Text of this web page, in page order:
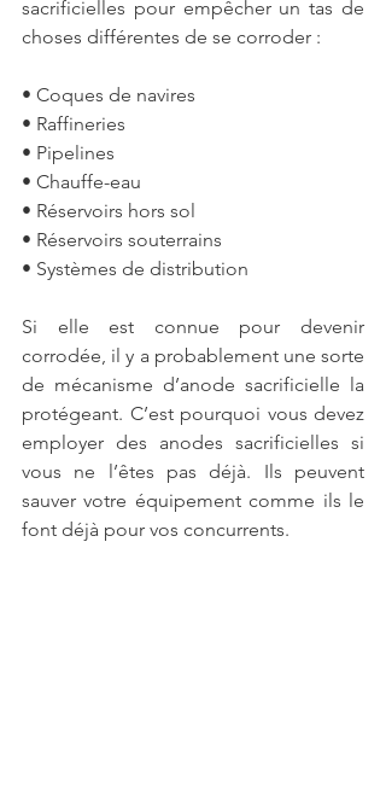
sacrificielles pour empêcher un tas de
choses différentes de se corroder :
• Coques de navires
• Raffineries
• Pipelines
• Chauffe-eau
• Réservoirs hors sol
• Réservoirs souterrains
• Systèmes de distribution
Si elle est connue pour devenir
corrodée, il y a probablement une sorte
de mécanisme d’anode sacrificielle la
protégeant. C’est pourquoi vous devez
employer des anodes sacrificielles si
vous ne l’êtes pas déjà. Ils peuvent
sauver votre équipement comme ils le
font déjà pour vos concurrents.